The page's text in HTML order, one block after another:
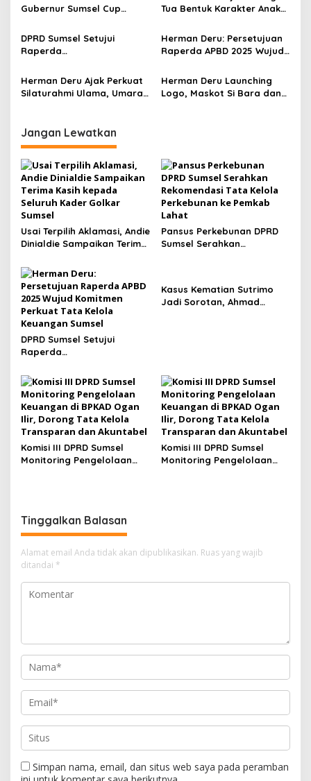
o
s
Capai 5 Juta Ton
Kementerian PU
Gubernur Sumsel Cup
Pembinaan Atlet Sejak Usia
Dini
Tua Bentuk Karakter Anak
Peringatan HAN ke-42
Sumsel
DPRD Sumsel Setujui
Raperda
2025, Banggar Soroti
Digitalisasi Aset hingga
Penyelesaian Utang Daerah
Herman Deru: Persetujuan
Raperda APBD 2025 Wujud
Kelola Keuangan Sumsel
Herman Deru Ajak Perkuat
Silaturahmi Ulama, Umara,
Herman Deru Launching
Logo, Maskot Si Bara dan
Jangan Lewatkan
Usai Terpilih Aklamasi, Andie
Dinialdie Sampaikan Terima
Kader Golkar Sumsel
Pansus Perkebunan DPRD
Sumsel Serahkan
DPRD Sumsel Setujui
Raperda
2025, Banggar Soroti
Digitalisasi Aset hingga
Penyelesaian Utang Daerah
Kasus Kematian Sutrimo
Jadi Sorotan, Ahmad
Komisi III DPRD Sumsel
Monitoring Pengelolaan
Komisi III DPRD Sumsel
Monitoring Pengelolaan
Tinggalkan Balasan
Alamat email Anda tidak akan dipublikasikan. Ruas yang wajib
ditandai *
Simpan nama, email, dan situs web saya pada peramban